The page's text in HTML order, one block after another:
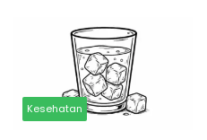
Kesehatan